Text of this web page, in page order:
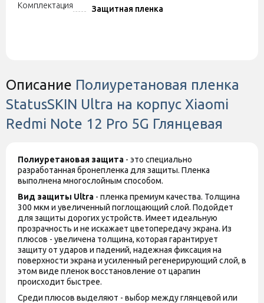
Комплектация
Защитная пленка
Описание Полиуретановая пленка
StatusSKIN Ultra на корпус Xiaomi
Redmi Note 12 Pro 5G Глянцевая
Полиуретановая защита - это специально
разработанная бронепленка для защиты. Пленка
выполнена многослойным способом.
Вид защиты Ultra - пленка премиум качества. Толщина
300 мкм и увеличенный поглощающий слой. Подойдет
для защиты дорогих устройств. Имеет идеальную
прозрачность и не искажает цветопередачу экрана. Из
плюсов - увеличена толщина, которая гарантирует
защиту от ударов и падений, надежная фиксация на
поверхности экрана и усиленный регенерирующий слой, в
этом виде пленок восстановление от царапин
происходит быстрее.
Среди плюсов выделяют - выбор между глянцевой или